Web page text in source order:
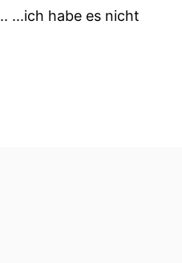
...ich habe es nicht